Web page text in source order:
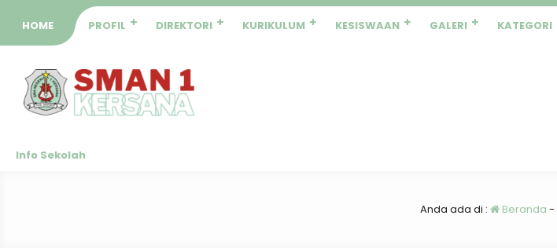
HOME PROFIL DIREKTORI KURIKULUM KESISWAAN GALERI KATEGORI
Info Sekolah
Anda ada di : Beranda -